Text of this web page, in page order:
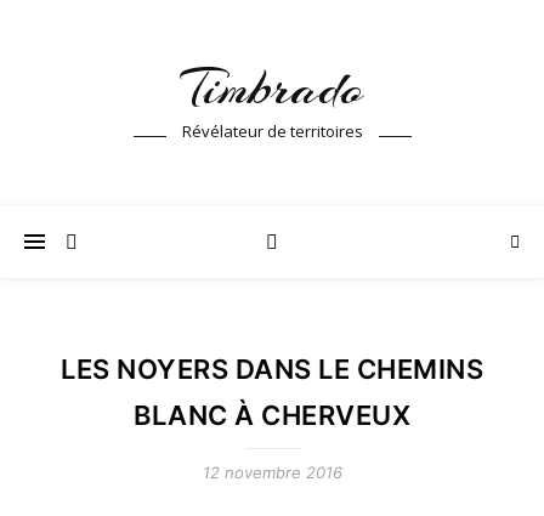
Timbrado
Révélateur de territoires
LES NOYERS DANS LE CHEMINS
BLANC À CHERVEUX
12 novembre 2016